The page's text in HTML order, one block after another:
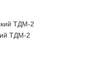
ТДМ-2